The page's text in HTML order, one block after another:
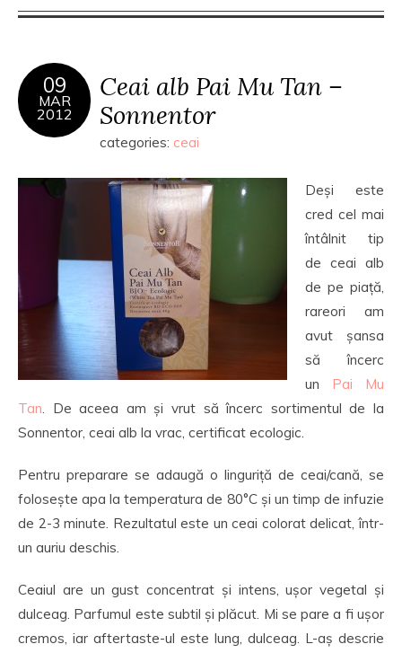
09
MAR
2012
Ceai alb Pai Mu Tan –
Sonnentor
categories: ceai
Deși este
cred cel mai
întâlnit tip
de ceai alb
de pe piață,
rareori am
avut șansa
să încerc
un Pai Mu
Tan. De aceea am și vrut să încerc sortimentul de la
Sonnentor, ceai alb la vrac, certificat ecologic.
Pentru preparare se adaugă o linguriță de ceai/cană, se
folosește apa la temperatura de 80°C și un timp de infuzie
de 2-3 minute. Rezultatul este un ceai colorat delicat, într-
un auriu deschis.
Ceaiul are un gust concentrat și intens, ușor vegetal și
dulceag. Parfumul este subtil și plăcut. Mi se pare a fi ușor
cremos, iar aftertaste-ul este lung, dulceag. L-aș descrie